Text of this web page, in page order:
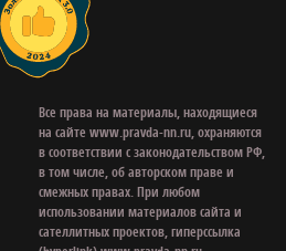
Все права на материалы, находящиеся
на сайте www.pravda-nn.ru, охраняются
в соответствии с законодательством РФ,
в том числе, об авторском праве и
смежных правах. При любом
использовании материалов сайта и
сателлитных проектов, гиперссылка